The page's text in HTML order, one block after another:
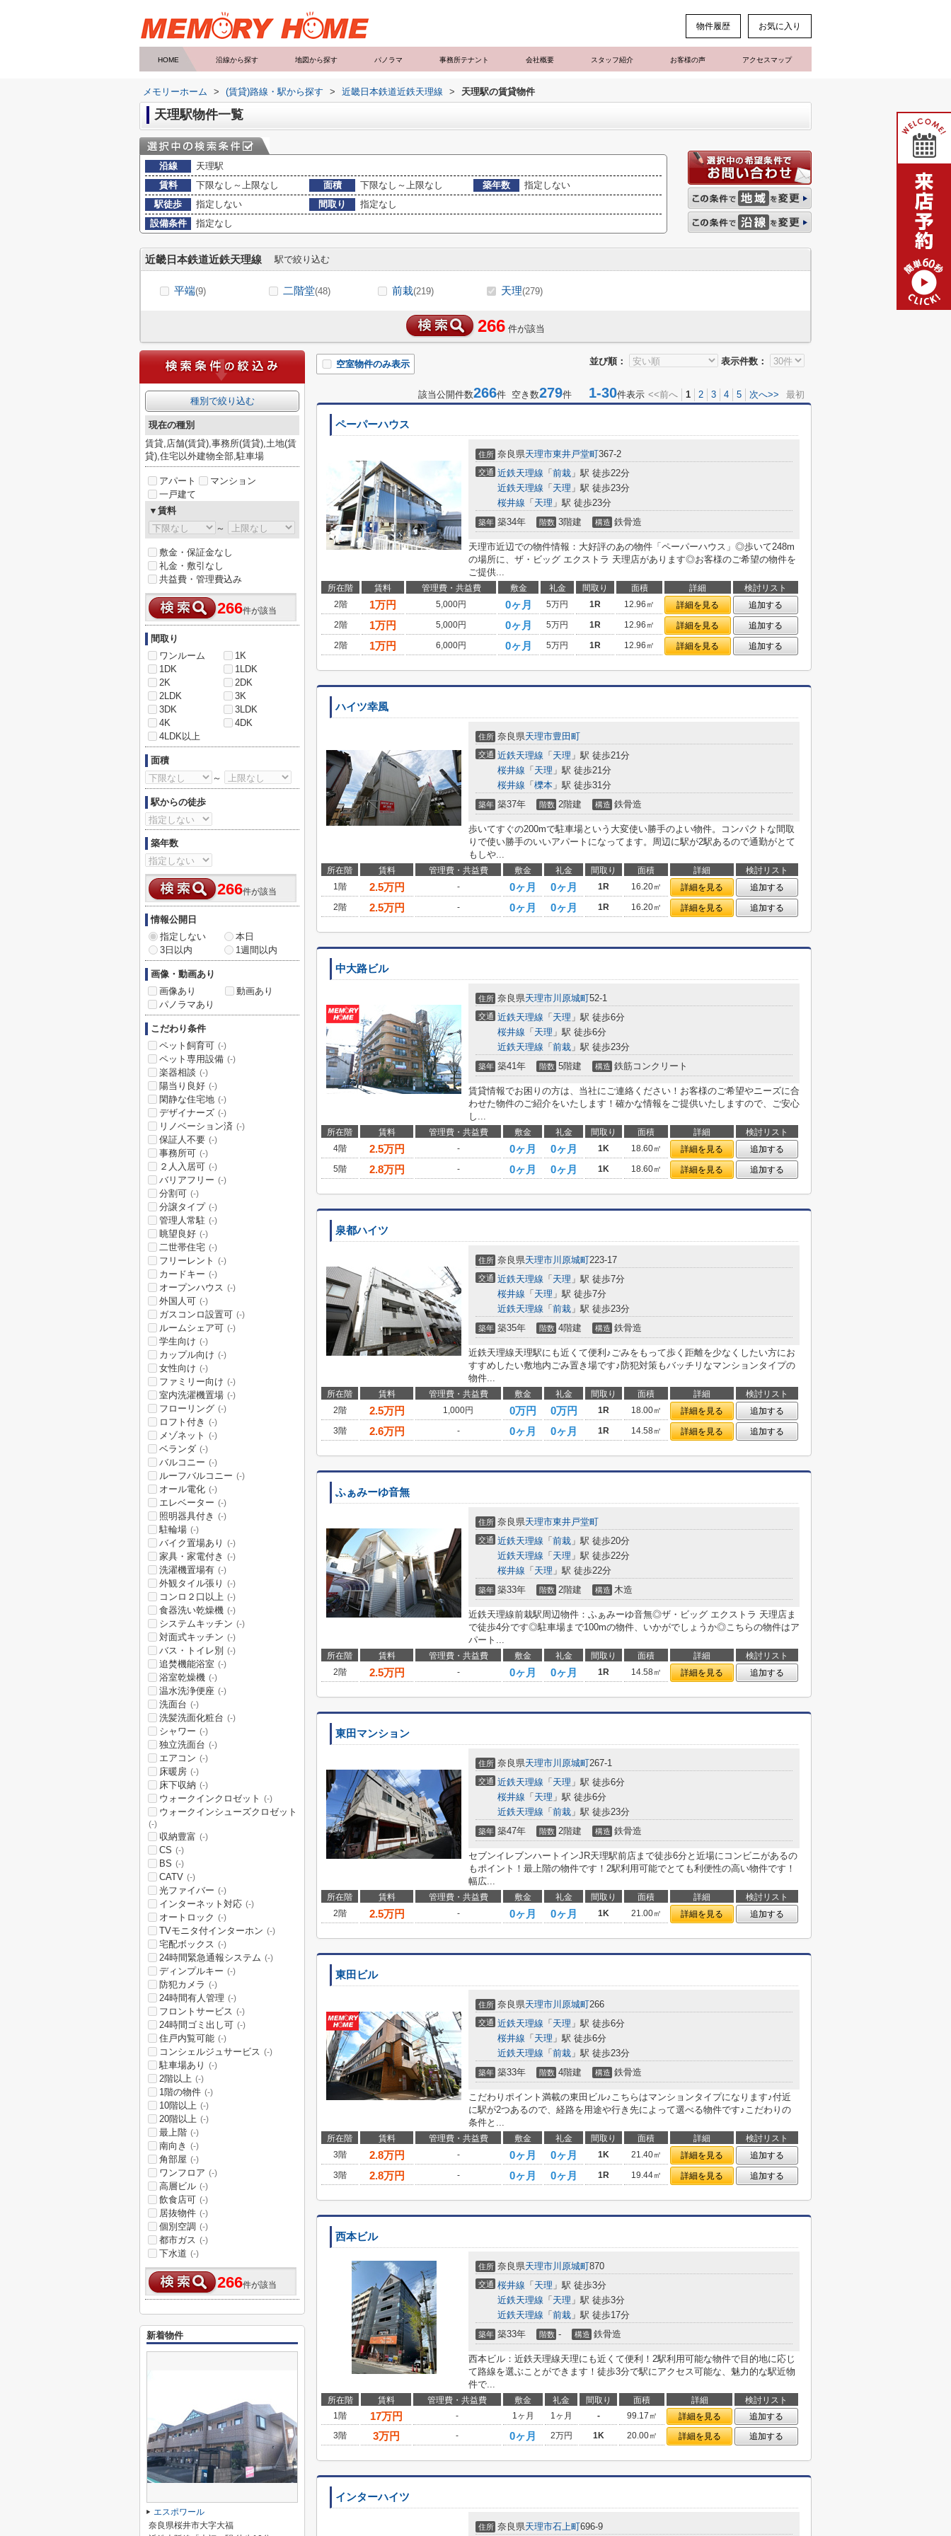
物件履歴 お気に入り
HOME 沿線から探す 地図から探す パノラマ 事務所テナント 会社概要 スタッフ紹介 お客様の声 アクセスマップ
メモリーホーム > (賃貸)路線・駅から探す > 近畿日本鉄道近鉄天理線 > 天理駅の賃貸物件
天理駅物件一覧
沿線
天理駅
賃料
下限なし～上限なし 面積 下限なし～上限なし 築年数
指定しない
駅徒歩
指定しない 間取り
指定なし
設備条件
指定なし
近畿日本鉄道近鉄天理線 駅で絞り込む
平端(9) 二階堂(48) 前栽(219) 天理(279)
266 件が該当
並び順： 表示件数：
空室物件のみ表示
該当公開件数266件 空き数279件 1-30件表示 <<前へ 1 2 3 4 5 次へ>> 最初
ペーパーハウス
住所 奈良県天理市東井戸堂町367-2
交通 近鉄天理線 「 前栽 」駅 徒歩22分
近鉄天理線 「 天理 」駅 徒歩23分
桜井線 「 天理 」駅 徒歩23分
築年 築34年 階数 3階建 構造 鉄骨造
天理市近辺での物件情報：大好評のあの物件「ペーパーハウス」◎歩いて248m
の場所に、ザ・ビッグ エクストラ 天理店があります◎お客様のご希望の物件を
ご提供...
所在階 賃料 管理費・共益費 敷金 礼金 間取り 面積 詳細
検討リスト
2階
1万円 5,000円 0ヶ月 5万円 1R 12.96㎡ 詳細を見る
追加する
2階
1万円 5,000円 0ヶ月 5万円 1R 12.96㎡ 詳細を見る
追加する
2階
1万円 6,000円 0ヶ月 5万円 1R 12.96㎡ 詳細を見る 追加する
ハイツ幸風
住所 奈良県天理市豊田町
交通 近鉄天理線 「 天理 」駅 徒歩21分
桜井線 「 天理 」駅 徒歩21分
桜井線 「 櫟本 」駅 徒歩31分
築年 築37年 階数 2階建 構造 鉄骨造
歩いてすぐの200mで駐車場という大変使い勝手のよい物件。コンパクトな間取
りで使い勝手のいいアパートになってます。周辺に駅が2駅あるので通勤がとて
もしや...
所在階 賃料 管理費・共益費 敷金 礼金 間取り 面積 詳細
検討リスト
1階
2.5万円 - 0ヶ月 0ヶ月 1R 16.20㎡ 詳細を見る
追加する
2階
2.5万円 - 0ヶ月 0ヶ月 1R 16.20㎡ 詳細を見る 追加する
中大路ビル
住所 奈良県天理市川原城町52-1
交通 近鉄天理線 「 天理 」駅 徒歩6分
桜井線 「 天理 」駅 徒歩6分
近鉄天理線 「 前栽 」駅 徒歩23分
築年 築41年 階数 5階建 構造 鉄筋コンクリート
賃貸情報でお困りの方は、当社にご連絡ください！お客様のご希望やニーズに合
わせた物件のご紹介をいたします！確かな情報をご提供いたしますので、ご安心
し...
所在階 賃料 管理費・共益費 敷金 礼金 間取り 面積 詳細
検討リスト
4階
2.5万円 - 0ヶ月 0ヶ月 1K 18.60㎡ 詳細を見る
追加する
5階
2.8万円 - 0ヶ月 0ヶ月 1K 18.60㎡ 詳細を見る 追加する
泉都ハイツ
住所 奈良県天理市川原城町223-17
交通 近鉄天理線 「 天理 」駅 徒歩7分
桜井線 「 天理 」駅 徒歩7分
近鉄天理線 「 前栽 」駅 徒歩23分
築年 築35年 階数 4階建 構造 鉄骨造
近鉄天理線天理駅にも近くて便利♪ごみをもって歩く距離を少なくしたい方にお
すすめしたい敷地内ごみ置き場です♪防犯対策もバッチリなマンションタイプの
物件...
所在階 賃料 管理費・共益費 敷金 礼金 間取り 面積 詳細
検討リスト
2階
2.5万円 1,000円 0万円 0万円 1R 18.00㎡ 詳細を見る
追加する
3階
2.6万円 - 0ヶ月 0ヶ月 1R 14.58㎡ 詳細を見る 追加する
ふぁみーゆ音無
住所 奈良県天理市東井戸堂町
交通 近鉄天理線 「 前栽 」駅 徒歩20分
近鉄天理線 「 天理 」駅 徒歩22分
桜井線 「 天理 」駅 徒歩22分
築年 築33年 階数 2階建 構造 木造
近鉄天理線前栽駅周辺物件：ふぁみーゆ音無◎ザ・ビッグ エクストラ 天理店ま
で徒歩4分です◎駐車場まで100mの物件、いかがでしょうか◎こちらの物件はア
パート...
所在階 賃料 管理費・共益費 敷金 礼金 間取り 面積 詳細
検討リスト
2階
2.5万円 - 0ヶ月 0ヶ月 1R 14.58㎡ 詳細を見る 追加する
東田マンション
住所 奈良県天理市川原城町267-1
交通 近鉄天理線 「 天理 」駅 徒歩6分
桜井線 「 天理 」駅 徒歩6分
近鉄天理線 「 前栽 」駅 徒歩23分
築年 築47年 階数 2階建 構造 鉄骨造
セブンイレブンハートインJR天理駅前店まで徒歩6分と近場にコンビニがあるの
もポイント！最上階の物件です！2駅利用可能でとても利便性の高い物件です！
幅広...
所在階 賃料 管理費・共益費 敷金 礼金 間取り 面積 詳細
検討リスト
2階
2.5万円 - 0ヶ月 0ヶ月 1K 21.00㎡ 詳細を見る 追加する
東田ビル
住所 奈良県天理市川原城町266
交通 近鉄天理線 「 天理 」駅 徒歩6分
桜井線 「 天理 」駅 徒歩6分
近鉄天理線 「 前栽 」駅 徒歩23分
築年 築33年 階数 4階建 構造 鉄骨造
こだわりポイント満載の東田ビル♪こちらはマンションタイプになります♪付近
に駅が2つあるので、経路を用途や行き先によって選べる物件です♪こだわりの
条件と...
所在階 賃料 管理費・共益費 敷金 礼金 間取り 面積 詳細
検討リスト
3階
2.8万円 - 0ヶ月 0ヶ月 1K 21.40㎡ 詳細を見る
追加する
3階
2.8万円 - 0ヶ月 0ヶ月 1R 19.44㎡ 詳細を見る 追加する
西本ビル
住所 奈良県天理市川原城町870
交通 桜井線 「 天理 」駅 徒歩3分
近鉄天理線 「 天理 」駅 徒歩3分
近鉄天理線 「 前栽 」駅 徒歩17分
築年 築33年 階数 - 構造 鉄骨造
西本ビル：近鉄天理線天理にも近くて便利！2駅利用可能な物件で目的地に応じ
て路線を選ぶことができます！徒歩3分で駅にアクセス可能な、魅力的な駅近物
件で...
所在階 賃料 管理費・共益費 敷金 礼金 間取り 面積 詳細
検討リスト
1階
17万円 - 1ヶ月 1ヶ月 - 99.17㎡ 詳細を見る
追加する
3階
3万円 - 0ヶ月 2万円 1K 20.00㎡ 詳細を見る 追加する
インターハイツ
住所 奈良県天理市石上町696-9
種別で絞り込む
現在の種別
賃貸,店舗(賃貸),事務所(賃貸),土地(賃
貸),住宅以外建物全部,駐車場
アパート
マンション
一戸建て
▼賃料
～
敷金・保証金なし
礼金・敷引なし
共益費・管理費込み
266件が該当
間取り
ワンルーム
1K
1DK
1LDK
2K
2DK
2LDK
3K
3DK
3LDK
4K
4DK
4LDK以上
面積
～
駅からの徒歩
築年数
266件が該当
情報公開日
指定しない
本日
3日以内
1週間以内
画像・動画あり
画像あり
動画あり
パノラマあり
こだわり条件
ペット飼育可 (-)
ペット専用設備 (-)
楽器相談 (-)
陽当り良好 (-)
閑静な住宅地 (-)
デザイナーズ (-)
リノベーション済 (-)
保証人不要 (-)
事務所可 (-)
２人入居可 (-)
バリアフリー (-)
分割可 (-)
分譲タイプ (-)
管理人常駐 (-)
眺望良好 (-)
二世帯住宅 (-)
フリーレント (-)
カードキー (-)
オープンハウス (-)
外国人可 (-)
ガスコンロ設置可 (-)
ルームシェア可 (-)
学生向け (-)
カップル向け (-)
女性向け (-)
ファミリー向け (-)
室内洗濯機置場 (-)
フローリング (-)
ロフト付き (-)
メゾネット (-)
ベランダ (-)
バルコニー (-)
ルーフバルコニー (-)
オール電化 (-)
エレベーター (-)
照明器具付き (-)
駐輪場 (-)
バイク置場あり (-)
家具・家電付き (-)
洗濯機置場有 (-)
外観タイル張り (-)
コンロ２口以上 (-)
食器洗い乾燥機 (-)
システムキッチン (-)
対面式キッチン (-)
バス・トイレ別 (-)
追焚機能浴室 (-)
浴室乾燥機 (-)
温水洗浄便座 (-)
洗面台 (-)
洗髪洗面化粧台 (-)
シャワー (-)
独立洗面台 (-)
エアコン (-)
床暖房 (-)
床下収納 (-)
ウォークインクロゼット (-)
ウォークインシューズクロゼット
(-)
収納豊富 (-)
CS (-)
BS (-)
CATV (-)
光ファイバー (-)
インターネット対応 (-)
オートロック (-)
TVモニタ付インターホン (-)
宅配ボックス (-)
24時間緊急通報システム (-)
ディンプルキー (-)
防犯カメラ (-)
24時間有人管理 (-)
フロントサービス (-)
24時間ゴミ出し可 (-)
住戸内覧可能 (-)
コンシェルジュサービス (-)
駐車場あり (-)
2階以上 (-)
1階の物件 (-)
10階以上 (-)
20階以上 (-)
最上階 (-)
南向き (-)
角部屋 (-)
ワンフロア (-)
高層ビル (-)
飲食店可 (-)
居抜物件 (-)
個別空調 (-)
都市ガス (-)
下水道 (-)
266件が該当
新着物件
エスポワール
奈良県桜井市大字大福